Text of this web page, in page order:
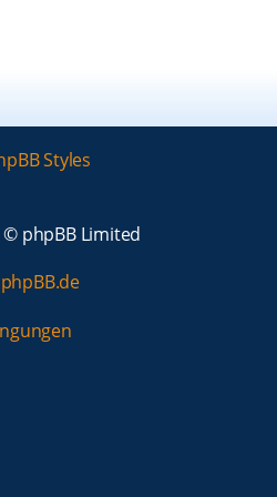
Styles
phpBB Limited
phpBB.de